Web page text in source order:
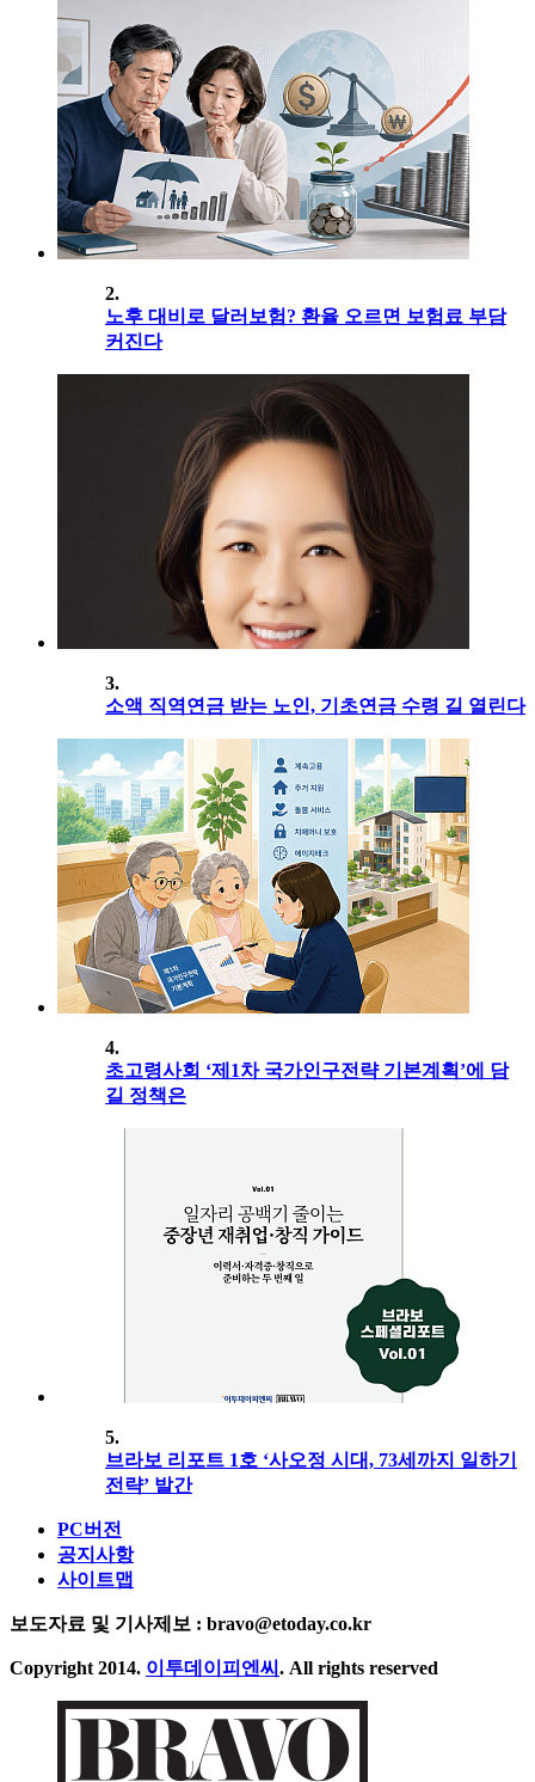
2.
노후 대비로 달러보험? 환율 오르면 보험료 부담
커진다
3.
소액 직역연금 받는 노인, 기초연금 수령 길 열린다
4.
초고령사회 ‘제1차 국가인구전략 기본계획’에 담
길 정책은
5.
브라보 리포트 1호 ‘사오정 시대, 73세까지 일하기
전략’ 발간
PC버전
공지사항
사이트맵
보도자료 및 기사제보 : bravo@etoday.co.kr
Copyright 2014. 이투데이피엔씨 . All rights reserved